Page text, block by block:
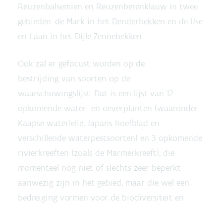
Reuzenbalsemien en Reuzenberenklauw in twee
gebieden: de Mark in het Denderbekken en de IJse
en Laan in het Dijle-Zennebekken.
Ook zal er gefocust worden op de
bestrijding van soorten op de
waarschuwingslijst. Dat is een lijst van 12
opkomende water- en oeverplanten (waaronder
Kaapse waterlelie, Japans hoefblad en
verschillende waterpestsoorten) en 3 opkomende
rivierkreeften (zoals de Marmerkreeft), die
momenteel nog niet of slechts zeer beperkt
aanwezig zijn in het gebied, maar die wel een
bedreiging vormen voor de biodiversiteit en